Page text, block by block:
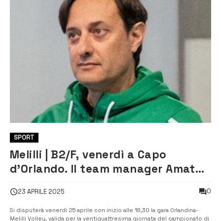
SPORT
Melilli | B2/F, venerdì a Capo
d’Orlando. Il team manager Amato:
23 APRILE 2025 0
Si disputerà venerdì 25 aprile con inizio alle 18,30 la gara Orlandina-
Melilli Volley, valida per la ventiquattresima giornata del campionato di